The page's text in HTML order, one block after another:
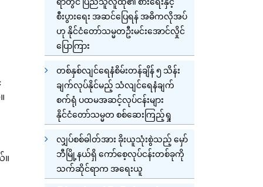
စီးပွားရေး အဆင်ပြေရန် အဓိကလိုအပ်
ဟု နိုင်ငံတော်သမ္မတဦးမင်းအောင်လှိုင်
ပြောကြား
တစ်နှစ်လျင်ရေနံစိမ်းတန်ချိန် ၅ သိန်း
ချက်လုပ်နိုင်မည့် သံလျင်ရေနံချက်
စက်ရုံ ပထမအဆင့်လုပ်ငန်းများ
နိုင်ငံတော်သမ္မတ စစ်ဆေးကြည့်ရှု
လျှပ်စစ်ဓါတ်အား ခိုးယူသုံးစွဲသည့် မှော်
ဘီမြို့နယ်ရှိ ကော်စေ့လုပ်ငန်းတစ်ခုကို
သက်ဆိုင်ရာက အရေးယူ